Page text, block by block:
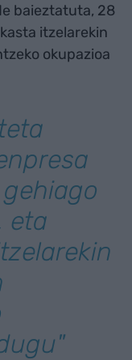
baieztatuta, 28
itzelarekin
okupazioa
eta